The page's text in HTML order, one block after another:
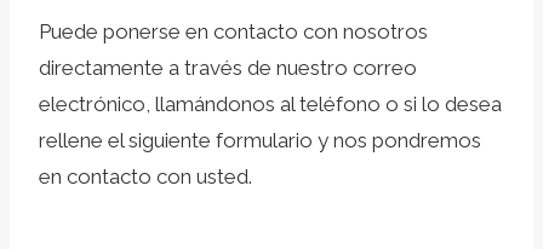
Puede ponerse en contacto con nosotros
directamente a través de nuestro correo
electrónico, llamándonos al teléfono o si lo desea
rellene el siguiente formulario y nos pondremos
en contacto con usted.